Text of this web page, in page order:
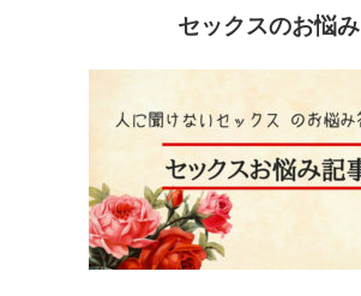
セックスのお悩み